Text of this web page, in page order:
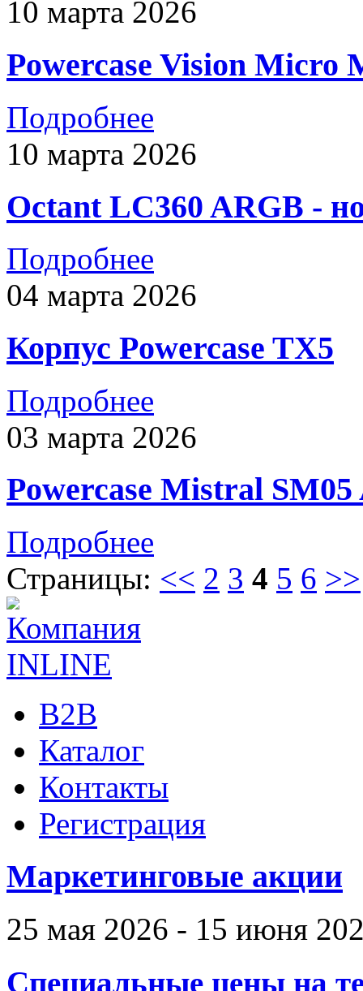
10 марта 2026
Powercase Vision Micro
Подробнее
10 марта 2026
Octant LC360 ARGB -
Подробнее
04 марта 2026
Корпус Powercase TX5
Подробнее
03 марта 2026
Powercase Mistral
Подробнее
Страницы: << 2 3 4 5 6 >>
B2B
Каталог
Контакты
Регистрация
Маркетинговые акции
25 мая 2026 - 15 июня
Специальные цены на